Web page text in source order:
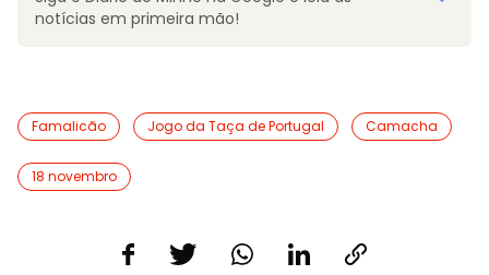
notícias em primeira mão!
Famalicão Jogo da Taça de Portugal Camacha
18 novembro